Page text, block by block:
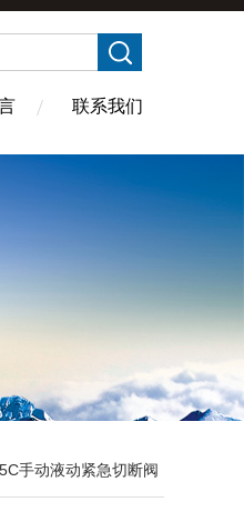
联系我们
手动液动紧急切断阀